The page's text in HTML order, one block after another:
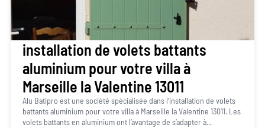
installation de volets battants
aluminium pour votre villa à
Marseille la Valentine 13011
Alu Batipro est une société spécialisée dans l’installation de volets
battants aluminium pour votre villa à Marseille la Valentine 13011. Les
volets battants en aluminium ont l’avantage de s’adapter à...